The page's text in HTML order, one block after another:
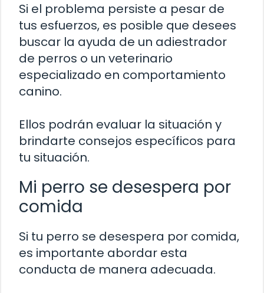
Si el problema persiste a pesar de
tus esfuerzos, es posible que desees
buscar la ayuda de un adiestrador
de perros o un veterinario
especializado en comportamiento
canino.
Ellos podrán evaluar la situación y
brindarte consejos específicos para
tu situación.
Mi perro se desespera por
comida
Si tu perro se desespera por comida,
es importante abordar esta
conducta de manera adecuada.